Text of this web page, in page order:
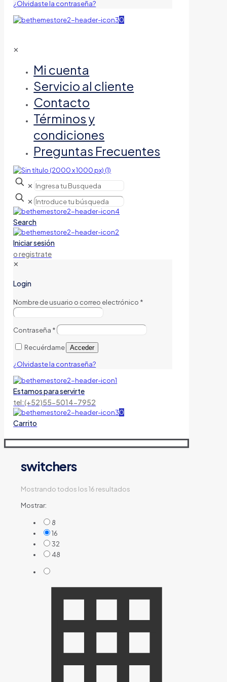
¿Olvidaste la contraseña?
0
✕
Mi cuenta
Servicio al cliente
Contacto
Términos y
condiciones
Preguntas Frecuentes
✕
✕
Search
Iniciar sesión
o registrate
✕
Login
Nombre de usuario o correo electrónico *
Contraseña *
Recuérdame Acceder
¿Olvidaste la contraseña?
Estamos para servirte
tel:(+52)55-5014-7952
0
Carrito
switchers
Mostrando todos los 16 resultados
Mostrar:
8
16
32
48